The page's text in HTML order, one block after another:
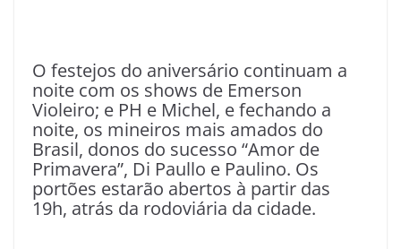
O festejos do aniversário continuam a
noite com os shows de Emerson
Violeiro; e PH e Michel, e fechando a
noite, os mineiros mais amados do
Brasil, donos do sucesso “Amor de
Primavera”, Di Paullo e Paulino. Os
portões estarão abertos à partir das
19h, atrás da rodoviária da cidade.